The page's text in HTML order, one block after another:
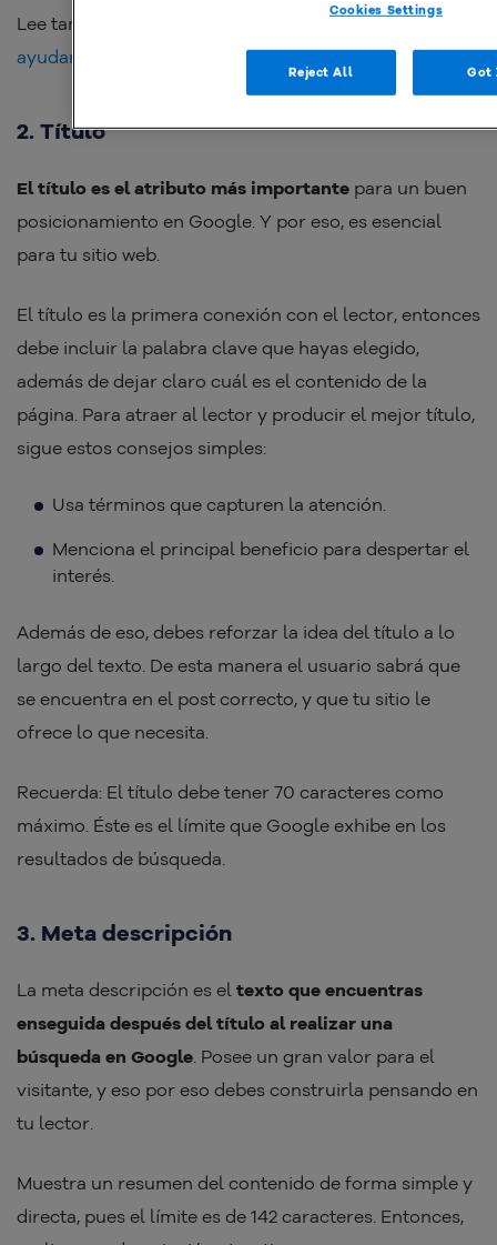
Lee también:
Herramientas de Google que pueden
ayudar a tu negocio
2. Título
El título es el atributo más importante para un buen
posicionamiento en Google. Y por eso, es esencial
para tu sitio web.
El título es la primera conexión con el lector, entonces
debe incluir la palabra clave que hayas elegido,
además de dejar claro cuál es el contenido de la
página. Para atraer al lector y producir el mejor título,
sigue estos consejos simples:
Usa términos que capturen la atención.
Menciona el principal beneficio para despertar el
interés.
Además de eso, debes reforzar la idea del título a lo
largo del texto. De esta manera el usuario sabrá que
se encuentra en el post correcto, y que tu sitio le
ofrece lo que necesita.
Recuerda: El título debe tener 70 caracteres como
máximo. Éste es el límite que Google exhibe en los
resultados de búsqueda.
3. Meta descripción
La meta descripción es el texto que encuentras
enseguida después del título al realizar una
búsqueda en Google. Posee un gran valor para el
visitante, y eso por eso debes construirla pensando en
tu lector.
Muestra un resumen del contenido de forma simple y
directa, pues el límite es de 142 caracteres. Entonces,
Cookies Settings
Reject All Got